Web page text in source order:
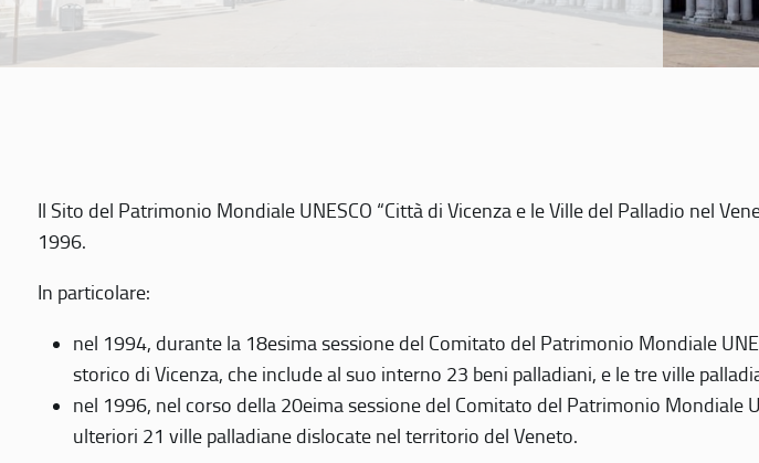
Il Sito del Patrimonio Mondiale UNESCO “Città di Vicenza e le Ville del Palladio nel
1996.
In particolare:
nel 1994, durante la 18esima sessione del Comitato del Patrimonio Mondiale
storico di Vicenza, che include al suo interno 23 beni palladiani, e le tre ville
nel 1996, nel corso della 20eima sessione del Comitato del Patrimonio Mondiale
ulteriori 21 ville palladiane dislocate nel territorio del Veneto.